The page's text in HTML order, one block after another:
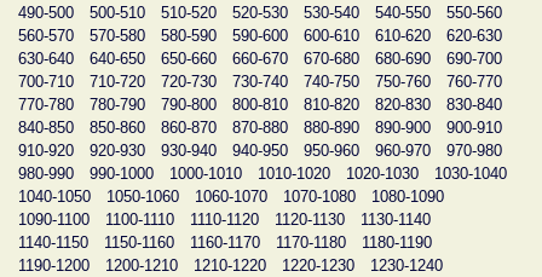
490-500
500-510 510-520 520-530 530-540 540-550
550-560
560-570
570-580 580-590 590-600 600-610 610-620
620-630
630-640
640-650 650-660 660-670 670-680 680-690
690-700
700-710
710-720 720-730 730-740 740-750 750-760
760-770
770-780
780-790 790-800 800-810 810-820 820-830
830-840
840-850
850-860 860-870 870-880 880-890 890-900
900-910
910-920
920-930 930-940 940-950 950-960 960-970
970-980
980-990
990-1000 1000-1010 1010-1020 1020-1030
1030-1040
1040-1050
1050-1060 1060-1070 1070-1080
1080-1090
1090-1100
1100-1110 1110-1120 1120-1130
1130-1140
1140-1150
1150-1160 1160-1170 1170-1180
1180-1190
1190-1200
1200-1210 1210-1220 1220-1230
1230-1240